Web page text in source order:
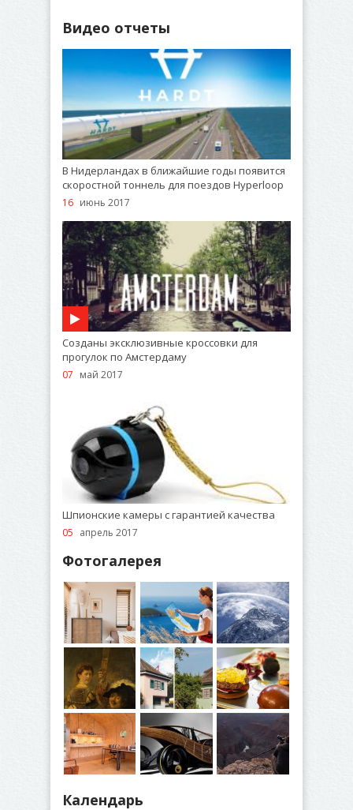
Видео отчеты
В Нидерландах в ближайшие годы появится
скоростной тоннель для поездов Hyperloop
16 июнь 2017
Созданы эксклюзивные кроссовки для
прогулок по Амстердаму
07 май 2017
Шпионские камеры с гарантией качества
05 апрель 2017
Фотогалерея
Календарь